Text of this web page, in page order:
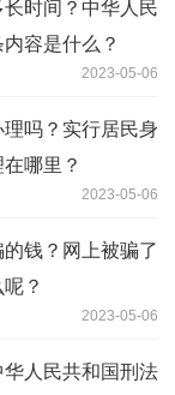
时间？中华人民
容是什么？
2023-05-06
吗？实行居民身
哪里？
2023-05-06
钱？网上被骗了
？
2023-05-06
人民共和国刑法